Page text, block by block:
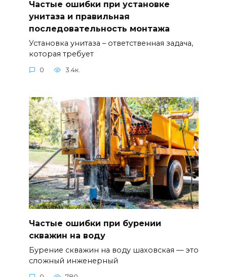
Частые ошибки при установке
унитаза и правильная
последовательность монтажа
Установка унитаза – ответственная задача,
которая требует
0 3.4к.
Частые ошибки при бурении
скважин на воду
Бурение скважин на воду шаховская — это
сложный инженерный